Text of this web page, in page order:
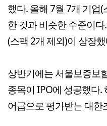
했다. 올해 7월 7개 기업
한 것과 비슷한 수준이
(스팩 2개 제외)이 상장
상반기에는 서울보증보
종목이 IPO에 성공했다.
어급으로 평가받는 대